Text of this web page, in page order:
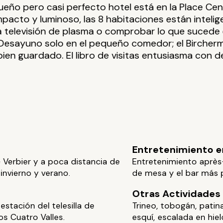
pero casi perfecto hotel está en la Place
y luminoso, las 8 habitaciones están
de plasma o comprobar lo que sucede
solo en el pequeño comedor; el
guardado. El libro de visitas entusiasma con
y a poca distancia de
y verano.
Entretenimiento
Entretenimiento
de mesa y el bar más
del telesilla de
Cuatro Valles.
Otras Actividades
Trineo, tobogán,
esquí, escalada en